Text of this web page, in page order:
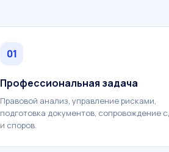
01
Профессиональная задача
Правовой анализ, управление рисками,
подготовка документов, сопровождение
и споров.